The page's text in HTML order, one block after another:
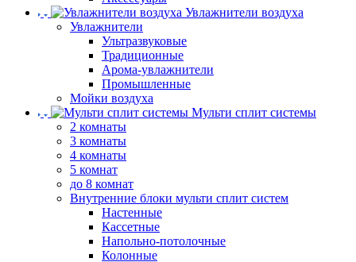
Увлажнители воздуха
Увлажнители
Ультразвуковые
Традиционные
Арома-увлажнители
Промышленные
Мойки воздуха
Мульти сплит системы
2 комнаты
3 комнаты
4 комнаты
5 комнат
до 8 комнат
Внутренние блоки мульти сплит систем
Настенные
Кассетные
Напольно-потолочные
Колонные